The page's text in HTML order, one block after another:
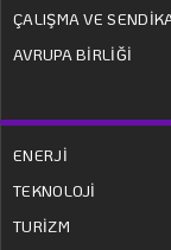
ÇALIŞMA VE
AVRUPA BİRLİĞİ
ENERJİ
TEKNOLOJİ
TURİZM